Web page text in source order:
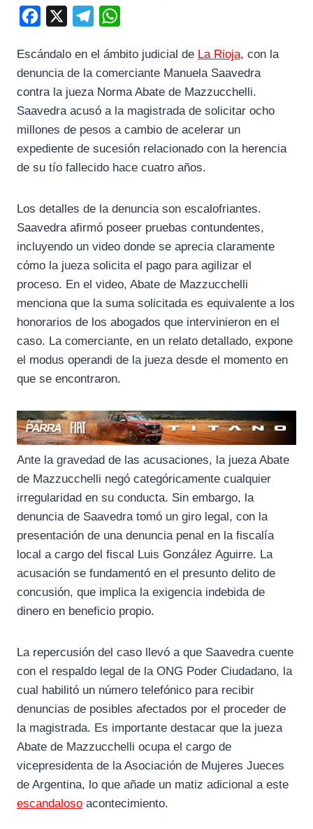
c
e
b
o
k
l
e
g
m
a
t
s
p
p
Escándalo en el ámbito judicial de La Rioja, con la
denuncia de la comerciante Manuela Saavedra
contra la jueza Norma Abate de Mazzucchelli.
Saavedra acusó a la magistrada de solicitar ocho
millones de pesos a cambio de acelerar un
expediente de sucesión relacionado con la herencia
de su tío fallecido hace cuatro años.
Los detalles de la denuncia son escalofriantes.
Saavedra afirmó poseer pruebas contundentes,
incluyendo un video donde se aprecia claramente
cómo la jueza solicita el pago para agilizar el
proceso. En el video, Abate de Mazzucchelli
menciona que la suma solicitada es equivalente a los
honorarios de los abogados que intervinieron en el
caso. La comerciante, en un relato detallado, expone
el modus operandi de la jueza desde el momento en
que se encontraron.
Ante la gravedad de las acusaciones, la jueza Abate
de Mazzucchelli negó categóricamente cualquier
irregularidad en su conducta. Sin embargo, la
denuncia de Saavedra tomó un giro legal, con la
presentación de una denuncia penal en la fiscalía
local a cargo del fiscal Luis González Aguirre. La
acusación se fundamentó en el presunto delito de
concusión, que implica la exigencia indebida de
dinero en beneficio propio.
La repercusión del caso llevó a que Saavedra cuente
con el respaldo legal de la ONG Poder Ciudadano, la
cual habilitó un número telefónico para recibir
denuncias de posibles afectados por el proceder de
la magistrada. Es importante destacar que la jueza
Abate de Mazzucchelli ocupa el cargo de
vicepresidenta de la Asociación de Mujeres Jueces
de Argentina, lo que añade un matiz adicional a este
escandaloso acontecimiento.